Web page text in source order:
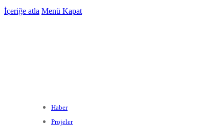
İçeriğe atla Menü Kapat
Haber
Projeler